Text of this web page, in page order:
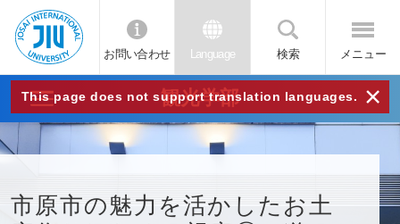
JIU
城西
国際
お問い合わせ Language 検索 メニュー
This page does not support translation languages. ×
観光学部
市原市の魅力を活かしたお土